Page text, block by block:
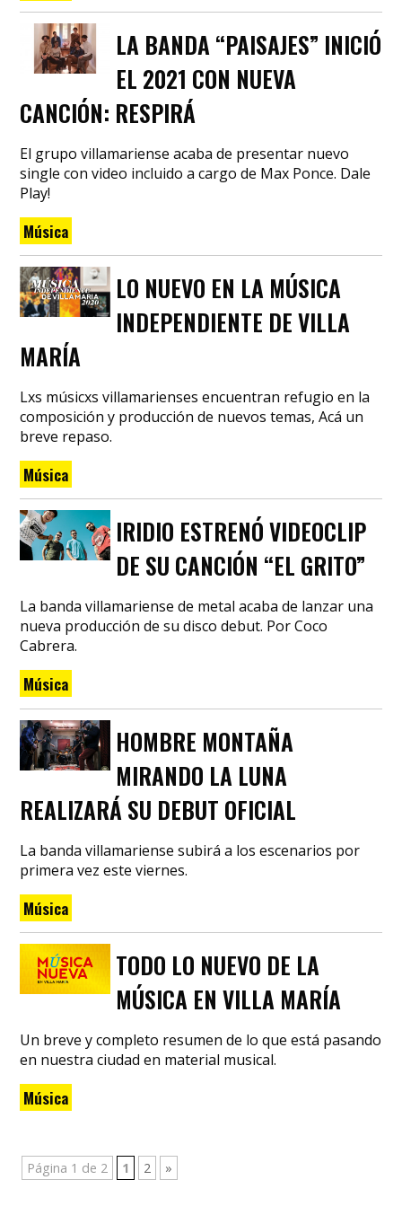
LA BANDA “PAISAJES” INICIÓ
EL 2021 CON NUEVA
CANCIÓN: RESPIRÁ
El grupo villamariense acaba de presentar nuevo
single con video incluido a cargo de Max Ponce. Dale
Play!
Música
LO NUEVO EN LA MÚSICA
INDEPENDIENTE DE VILLA
MARÍA
Lxs músicxs villamarienses encuentran refugio en la
composición y producción de nuevos temas, Acá un
breve repaso.
Música
IRIDIO ESTRENÓ VIDEOCLIP
DE SU CANCIÓN “EL GRITO”
La banda villamariense de metal acaba de lanzar una
nueva producción de su disco debut. Por Coco
Cabrera.
Música
HOMBRE MONTAÑA
MIRANDO LA LUNA
REALIZARÁ SU DEBUT OFICIAL
La banda villamariense subirá a los escenarios por
primera vez este viernes.
Música
TODO LO NUEVO DE LA
MÚSICA EN VILLA MARÍA
Un breve y completo resumen de lo que está pasando
en nuestra ciudad en material musical.
Música
Página 1 de 2 1 2 »